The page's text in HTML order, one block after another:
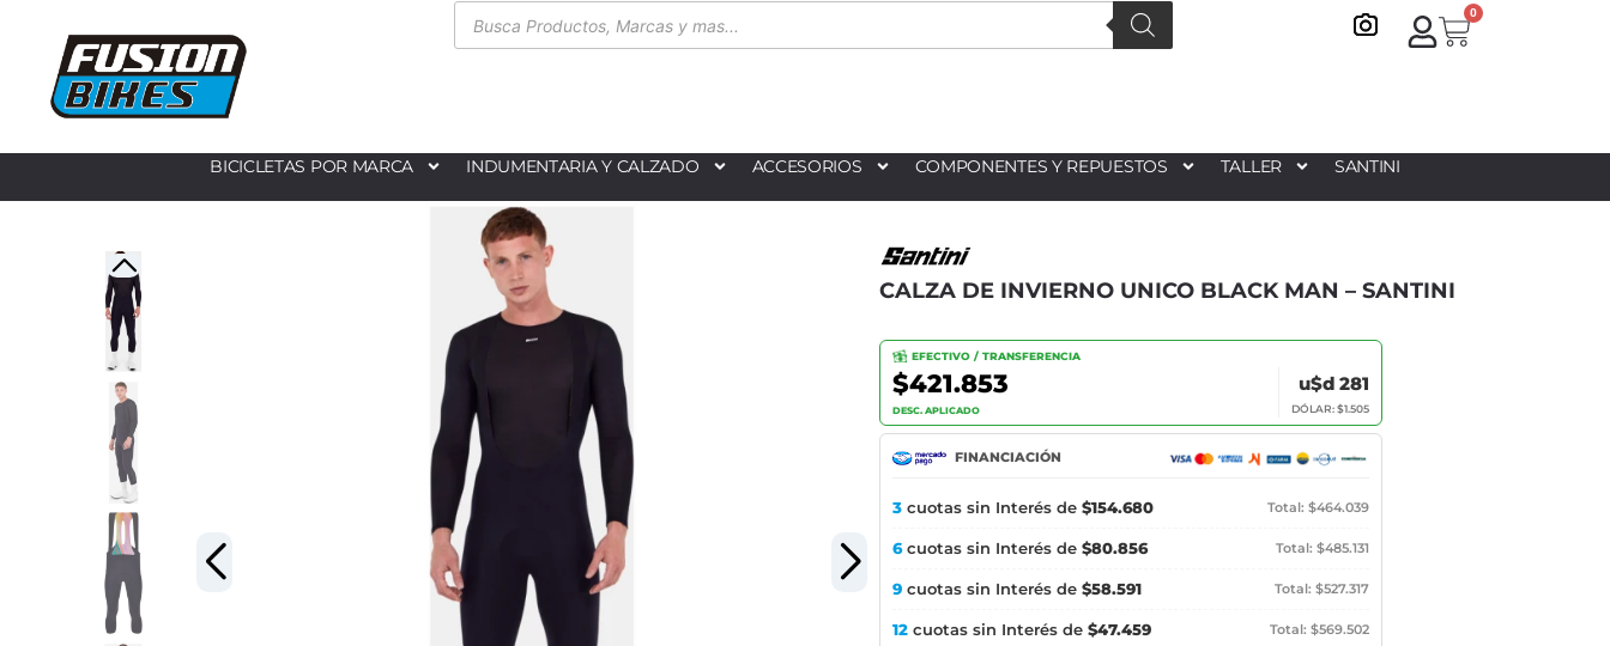
0
BICICLETAS POR MARCA INDUMENTARIA Y CALZADO ACCESORIOS COMPONENTES Y REPUESTOS TALLER SANTINI
CALZA DE INVIERNO UNICO BLACK MAN – SANTINI
EFECTIVO / TRANSFERENCIA
$421.853
DESC. APLICADO
u$d 281
DÓLAR: $1.505
FINANCIACIÓN
3 cuotas sin Interés de $154.680 Total: $464.039
6cuotas sin Interés de $80.856 Total: $485.131
9 cuotas sin Interés de $58.591 Total: $527.317
12 cuotas sin Interés de $47.459 Total: $569.502